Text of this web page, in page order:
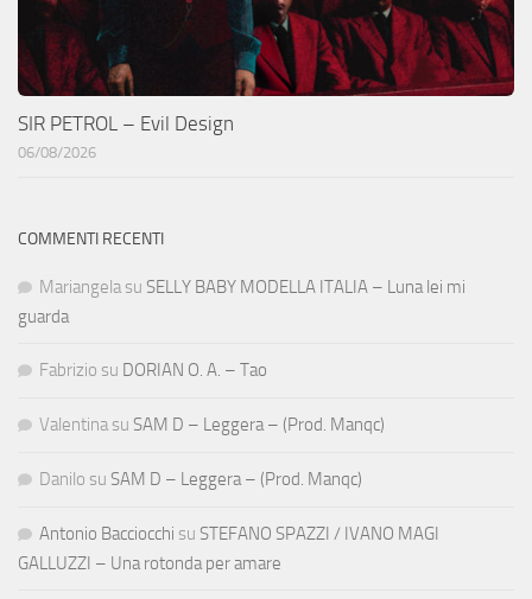
SIR PETROL – Evil Design
06/08/2026
COMMENTI RECENTI
Mariangela su SELLY BABY MODELLA ITALIA – Luna lei mi
guarda
Fabrizio su DORIAN O. A. – Tao
Valentina su SAM D – Leggera – (Prod. Manqc)
Danilo su SAM D – Leggera – (Prod. Manqc)
Antonio Bacciocchi su STEFANO SPAZZI / IVANO MAGI
GALLUZZI – Una rotonda per amare